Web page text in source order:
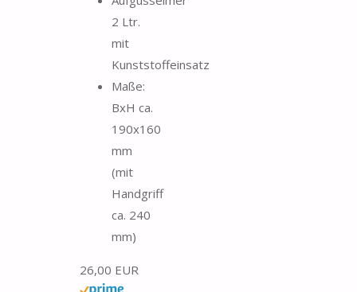
2 Ltr.
mit
Kunststoffeinsatz
Maße:
BxH ca.
190x160
mm
(mit
Handgriff
ca. 240
mm)
26,00 EUR